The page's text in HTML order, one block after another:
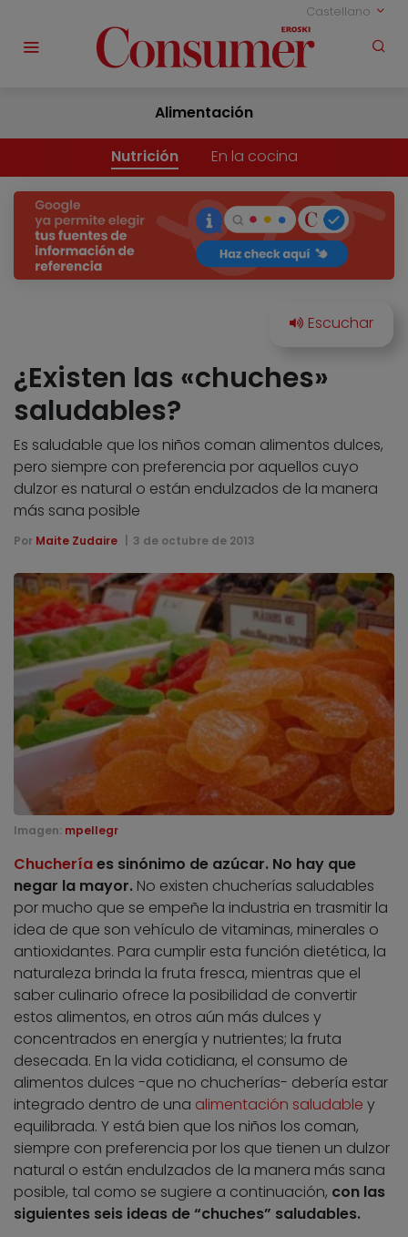
Castellano
Alimentación
Nutrición En la cocina
¿Existen las «chuches»
saludables?
Es saludable que los niños coman alimentos dulces,
pero siempre con preferencia por aquellos cuyo
dulzor es natural o están endulzados de la manera
más sana posible
Por Maite Zudaire 3 de octubre de 2013
Imagen: mpellegr
Chucheríaes sinónimo de azúcar. No hay que
negar la mayor. No existen chucherías saludables
por mucho que se empeñe la industria en trasmitir la
idea de que son vehículo de vitaminas, minerales o
antioxidantes. Para cumplir esta función dietética, la
naturaleza brinda la fruta fresca, mientras que el
saber culinario ofrece la posibilidad de convertir
estos alimentos, en otros aún más dulces y
concentrados en energía y nutrientes; la fruta
desecada. En la vida cotidiana, el consumo de
alimentos dulces -que no chucherías- debería estar
integrado dentro de una alimentación saludable y
equilibrada. Y está bien que los niños los coman,
siempre con preferencia por los que tienen un dulzor
natural o están endulzados de la manera más sana
posible, tal como se sugiere a continuación, con las
siguientes seis ideas de “chuches” saludables.